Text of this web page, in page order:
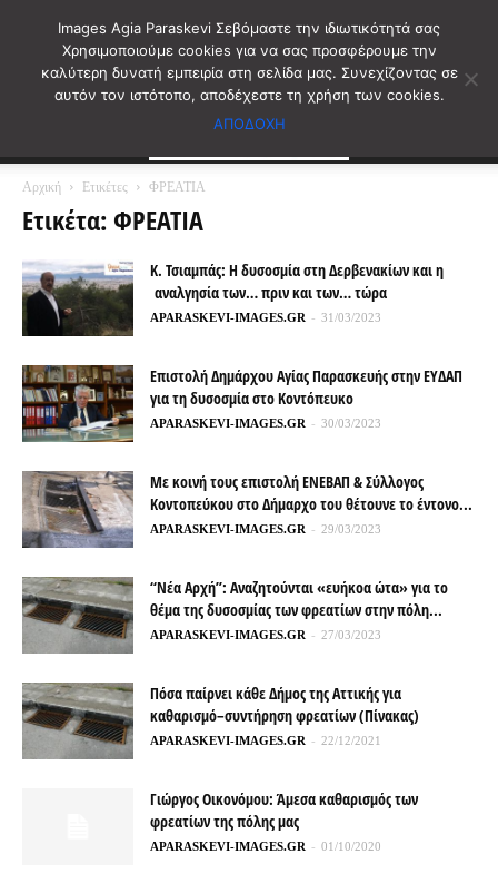
Αρχική Ετικέτες ΦΡΕΑΤΙΑ
Ετικέτα: ΦΡΕΑΤΙΑ
Κ. Τσιαμπάς: Η δυσοσμία στη Δερβενακίων και η
αναλγησία των… πριν και των… τώρα
APARASKEVI-IMAGES.GR - 31/03/2023
Επιστολή Δημάρχου Αγίας Παρασκευής στην ΕΥΔΑΠ
για τη δυσοσμία στο Κοντόπευκο
APARASKEVI-IMAGES.GR - 30/03/2023
Με κοινή τους επιστολή ΕΝΕΒΑΠ & Σύλλογος
Κοντοπεύκου στο Δήμαρχο του θέτουνε το έντονο...
APARASKEVI-IMAGES.GR - 29/03/2023
“Νέα Αρχή”: Αναζητούνται «ευήκοα ώτα» για το
θέμα της δυσοσμίας των φρεατίων στην πόλη...
APARASKEVI-IMAGES.GR - 27/03/2023
Πόσα παίρνει κάθε Δήμος της Αττικής για
καθαρισμό–συντήρηση φρεατίων (Πίνακας)
APARASKEVI-IMAGES.GR - 22/12/2021
Γιώργος Οικονόμου: Άμεσα καθαρισμός των
φρεατίων της πόλης μας
APARASKEVI-IMAGES.GR - 01/10/2020
Images Agia Paraskevi Σεβόμαστε την ιδιωτικότητά σας
Χρησιμοποιούμε cookies για να σας προσφέρουμε την
καλύτερη δυνατή εμπειρία στη σελίδα μας. Συνεχίζοντας σε
αυτόν τον ιστότοπο, αποδέχεστε τη χρήση των cookies.
ΑΠΟΔΟΧΗ